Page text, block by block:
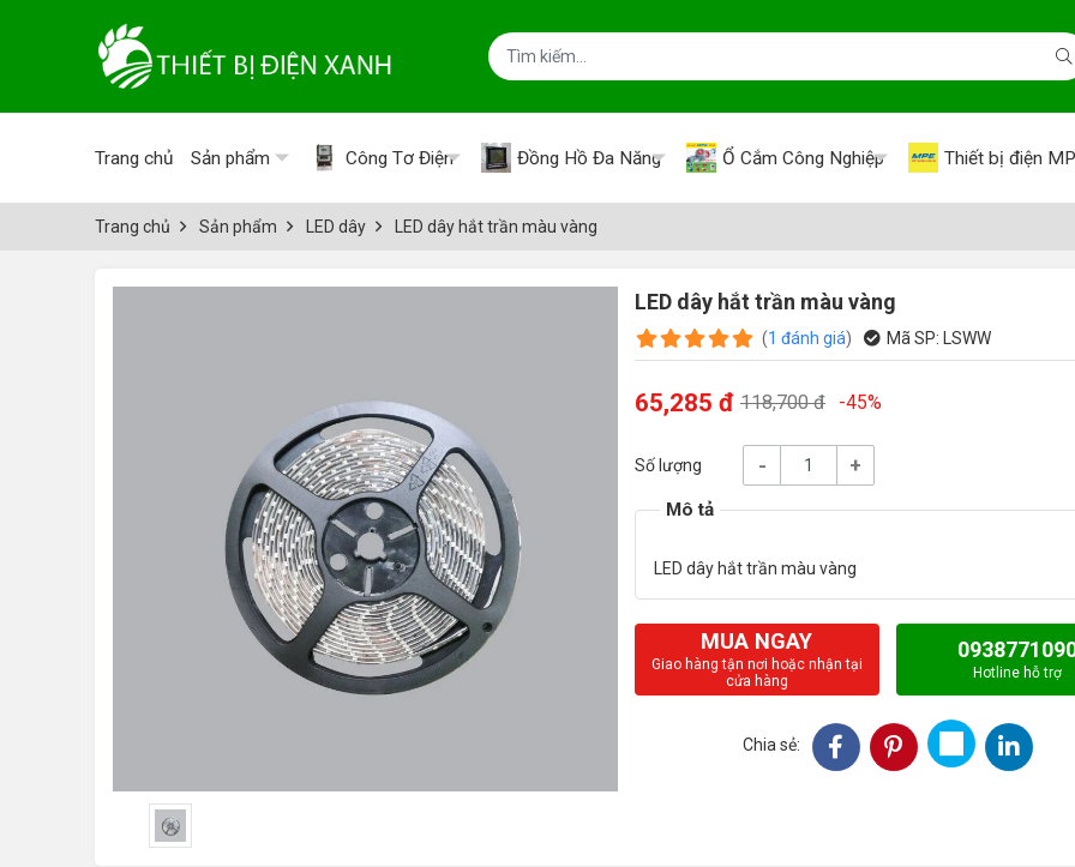
Trang chủ Sản phẩm Công Tơ Điện Đồng Hồ Đa Năng Ổ Cắm Công Nghiệp Thiết bị điện
Trang chủ Sản phẩm LED dây LED dây hắt trần màu vàng
LED dây hắt trần màu vàng
(1 đánh giá) Mã SP: LSWW
65,285 đ 118,700 đ -45%
Số lượng - +
MUA NGAY
Giao hàng tận nơi hoặc nhận tại
cửa hàng
Hotline hỗ trợ
Chia sẻ: